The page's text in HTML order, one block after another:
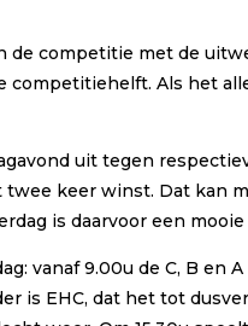
de competitie met de
competitiehelft. Als het
uit tegen
keer winst. Dat kan
is daarvoor een
vanaf 9.00u de C, B
is EHC, dat het tot